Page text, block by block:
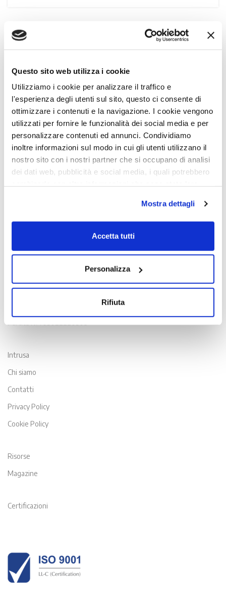
Questo sito web utilizza i cookie
Utilizziamo i cookie per analizzare il traffico e
l'esperienza degli utenti sul sito, questo ci consente di
ottimizzare i contenuti e la navigazione. I cookie vengono
utilizzati per fornire le funzionalità dei social media e per
personalizzare contenuti ed annunci. Condividiamo
inoltre informazioni sul modo in cui gli utenti utilizzano il
nostro sito con i nostri partner che si occupano di analisi
dei dati web, pubblicità e social media, i quali potrebbero
Chiudendo il banner con la X oppure cliccando su Rifiuta
la navigazione proseguirà in assenza di cookie diversi da
Mostra dettagli
Accetta tutti
Personalizza
Rifiuta
Contatti
Viale Venezia, 100 - 33100 Udine
T. +39 0432 163 8865
Intrusa
Chi siamo
Contatti
Privacy Policy
Cookie Policy
Risorse
Magazine
Certificazioni